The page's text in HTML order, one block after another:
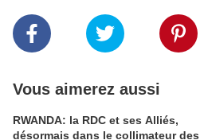
Vous aimerez aussi
RWANDA: la RDC et ses Alliés,
désormais dans le collimateur des